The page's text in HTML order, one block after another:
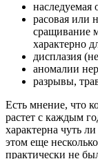
наследуемая
расовая или
сращивание
характерно
дисплазия
аномалии
разрывы,
Есть мнение, что
растет с каждым
характерна чуть
этом еще
практически не